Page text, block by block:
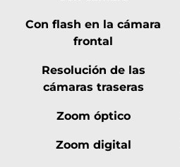
Con flash en la cámara
frontal
Resolución de las
cámaras traseras
Zoom óptico
Zoom digital